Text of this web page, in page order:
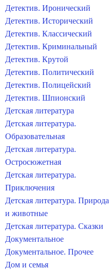
Детектив. Иронический
Детектив. Исторический
Детектив. Классический
Детектив. Криминальный
Детектив. Крутой
Детектив. Политический
Детектив. Полицейский
Детектив. Шпионский
Детская литература
Детская литература.
Образовательная
Детская литература.
Остросюжетная
Детская литература.
Приключения
Детская литература. Природа
и животные
Детская литература. Сказки
Документальное
Документальное. Прочее
Дом и семья